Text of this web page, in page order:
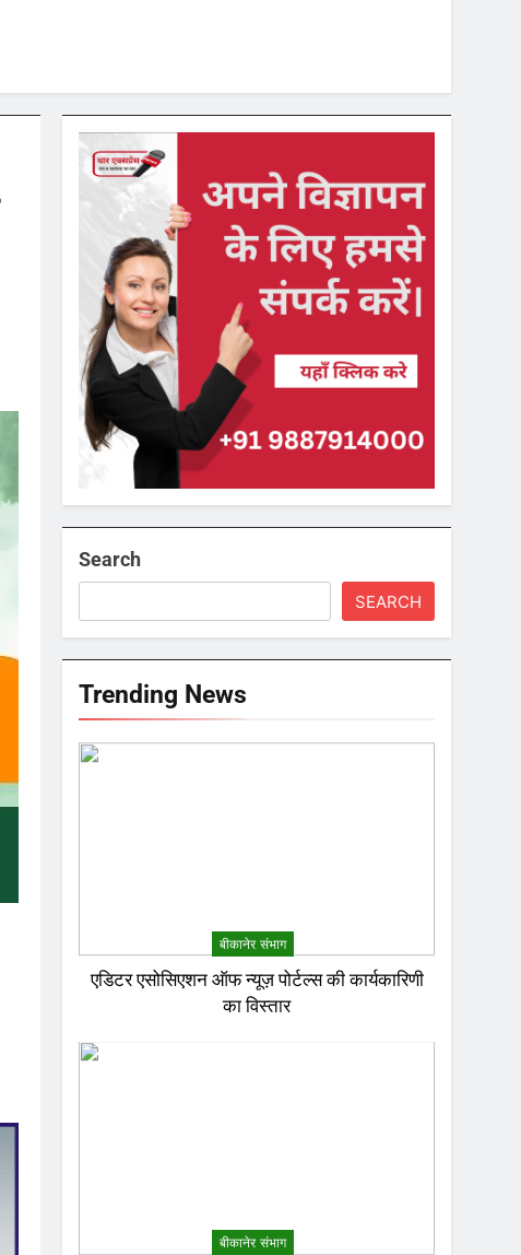
Search
SEARCH
Trending News
बीकानेर संभाग
एडिटर एसोसिएशन ऑफ न्यूज़ पोर्टल्स की कार्यकारिणी
का विस्तार
बीकानेर संभाग